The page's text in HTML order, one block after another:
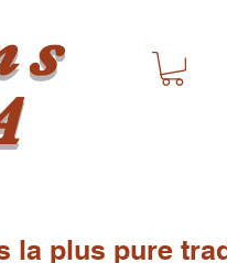
la plus pure